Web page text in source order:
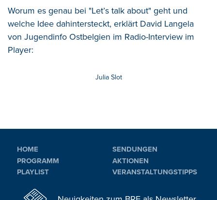
Worum es genau bei "Let’s talk about" geht und
welche Idee dahintersteckt, erklärt David Langela
von Jugendinfo Ostbelgien im Radio-Interview im
Player:
Julia Slot
HOME
PROGRAMM
PLAYLIST
SENDUNGEN
AKTIONEN
VERANSTALTUNGSTIPPS